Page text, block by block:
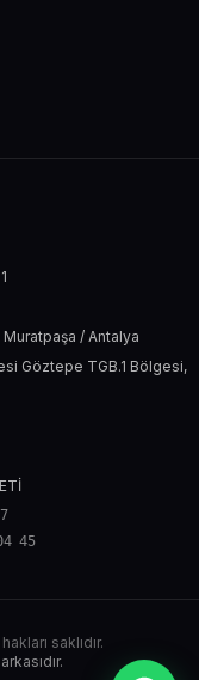
/ Antalya
Göztepe TGB.1 Bölgesi,
45
saklıdır.